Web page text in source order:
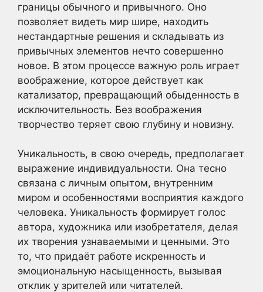
границы обычного и привычного. Оно
позволяет видеть мир шире, находить
нестандартные решения и складывать из
привычных элементов нечто совершенно
новое. В этом процессе важную роль играет
воображение, которое действует как
катализатор, превращающий обыденность в
исключительность. Без воображения
творчество теряет свою глубину и новизну.
Уникальность, в свою очередь, предполагает
выражение индивидуальности. Она тесно
связана с личным опытом, внутренним
миром и особенностями восприятия каждого
человека. Уникальность формирует голос
автора, художника или изобретателя, делая
их творения узнаваемыми и ценными. Это
то, что придаёт работе искренность и
эмоциональную насыщенность, вызывая
отклик у зрителей или читателей.